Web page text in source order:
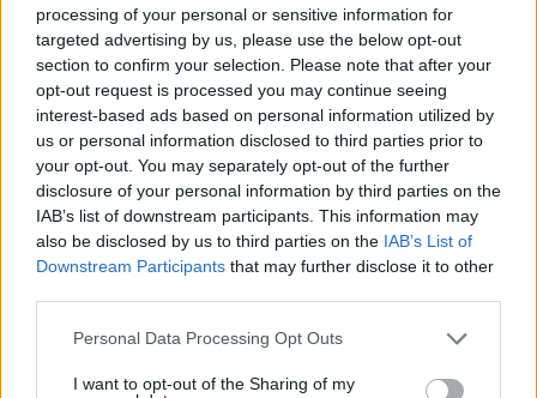
processing of your personal or sensitive information for
targeted advertising by us, please use the below opt-out
section to confirm your selection. Please note that after your
opt-out request is processed you may continue seeing
interest-based ads based on personal information utilized by
us or personal information disclosed to third parties prior to
your opt-out. You may separately opt-out of the further
disclosure of your personal information by third parties on the
IAB’s list of downstream participants. This information may
also be disclosed by us to third parties on the IAB’s List of
Downstream Participants that may further disclose it to other
Please note that this website/app uses one or more Google
not limited to your visit or usage behaviour. You may click to
Personal Data Processing Opt Outs
I want to opt-out of the Sharing of my
Έψαξαν μέχρι και την απόδειξη από το σούπερ μάρκετ -
Έλεγχος της ΑΑΔΕ και στο ινστιτούτο ομορφιάς της Ελέτσι
24.01.2024, 21:16